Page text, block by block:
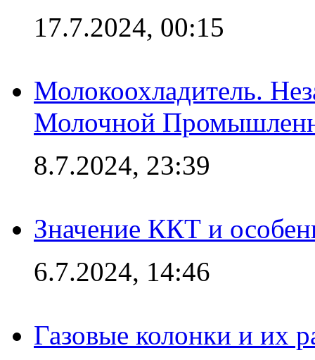
17.7.2024, 00:15
Молокоохладитель.
Молочной
8.7.2024, 23:39
Значение ККТ и
6.7.2024, 14:46
Газовые колонки и их